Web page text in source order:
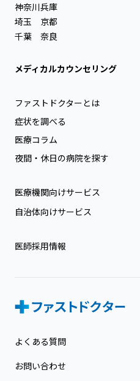
神奈川
埼玉
千葉
兵庫
京都
奈良
メディカルカウンセリング
ファストドクターとは
症状を調べる
医療コラム
夜間・休日の病院を探す
医療機関向けサービス
自治体向けサービス
医師採用情報
よくある質問
お問い合わせ